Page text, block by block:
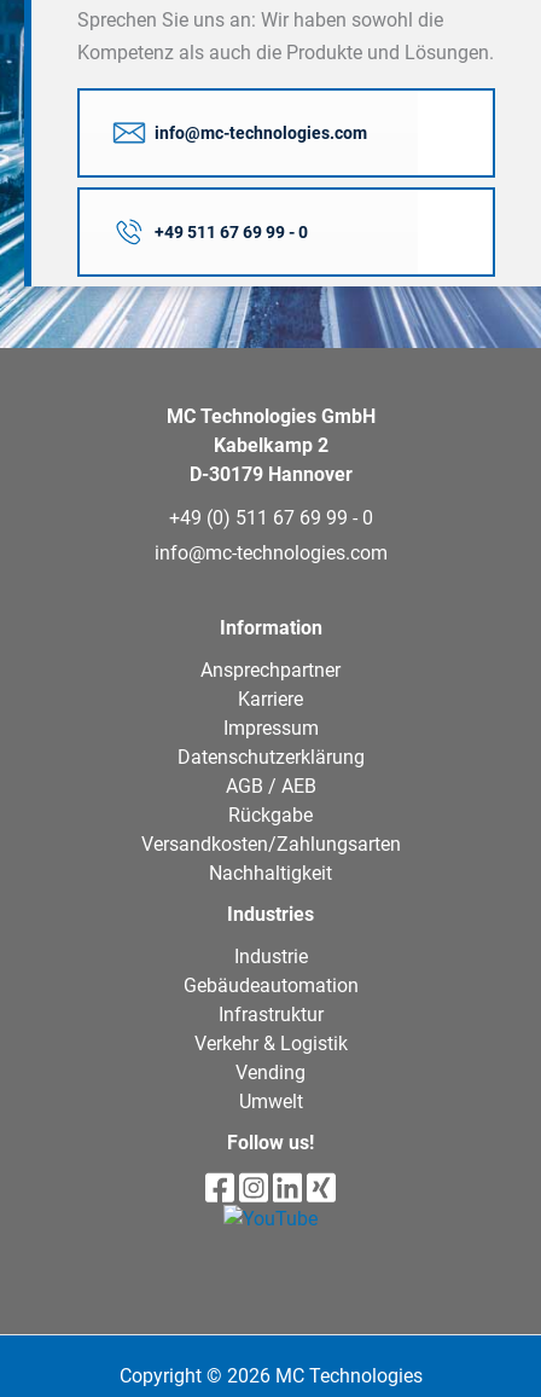
Sprechen Sie uns an: Wir haben sowohl die
Kompetenz als auch die Produkte und Lösungen.
info@mc-technologies.com
+49 511 67 69 99 - 0
MC Technologies GmbH
Kabelkamp 2
D-30179 Hannover
+49 (0) 511 67 69 99 - 0
info@mc-technologies.com
Information
Ansprechpartner
Karriere
Impressum
Datenschutzerklärung
AGB / AEB
Rückgabe
Versandkosten/Zahlungsarten
Nachhaltigkeit
Industries
Industrie
Gebäudeautomation
Infrastruktur
Verkehr & Logistik
Vending
Umwelt
Follow us!
Copyright © 2026 MC Technologies